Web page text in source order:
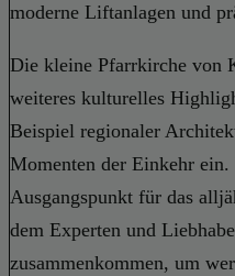
moderne Liftanlagen und
Die kleine Pfarrkirche von
weiteres kulturelles
Beispiel regionaler
Momenten der Einkehr
Ausgangspunkt für das
dem Experten und
zusammenkommen, um